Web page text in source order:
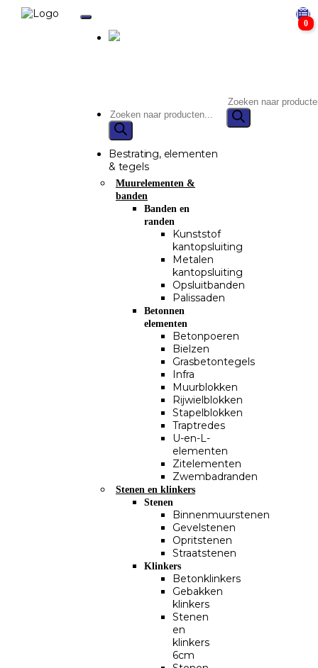
Bestrating, elementen
& tegels
Muurelementen &
banden
Banden en
randen
Kunststof
kantopsluiting
Metalen
kantopsluiting
Opsluitbanden
Palissaden
Betonnen
elementen
Betonpoeren
Bielzen
Grasbetontegels
Infra
Muurblokken
Rijwielblokken
Stapelblokken
Traptredes
U-en-L-
elementen
Zitelementen
Zwembadranden
Stenen en klinkers
Stenen
Binnenmuurstenen
Gevelstenen
Opritstenen
Straatstenen
Klinkers
Betonklinkers
Gebakken
klinkers
Stenen
en
klinkers
6cm
0